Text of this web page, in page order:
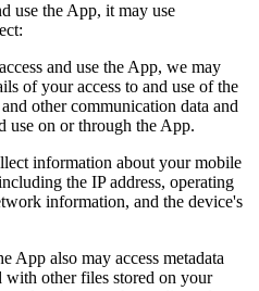
use the App, it may use
and use the App, we may
of your access to and use of the
other communication data and
use on or through the App.
information about your mobile
the IP address, operating
information, and the device's
App also may access metadata
with other files stored on your